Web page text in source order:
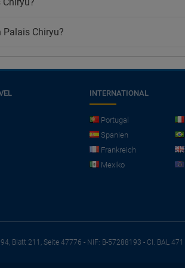
Palais Chiryu?
INTERNATIONAL
Portugal
Spanien
Frankreich
Mexiko
Blatt 211, Seite 47776 - NIF: B-57288193 - CI. BAL 471